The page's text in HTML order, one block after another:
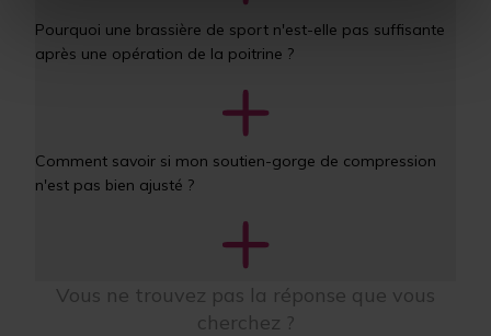
Pourquoi une brassière de sport n'est-elle pas suffisante
après une opération de la poitrine ?
Comment savoir si mon soutien-gorge de compression
n'est pas bien ajusté ?
Vous ne trouvez pas la réponse que vous
cherchez ?